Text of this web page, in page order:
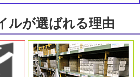
ルが選ばれる理由